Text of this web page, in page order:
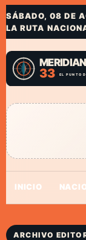
SÁBADO, 08 DE
LA RUTA
INICIO
ARCHIVO